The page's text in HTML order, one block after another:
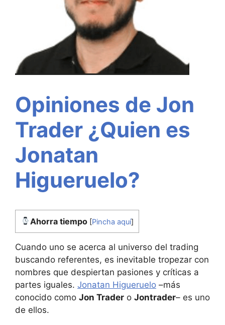
Opiniones de Jon
Trader ¿Quien es
Jonatan
Higueruelo?
Ahorra tiempo [Pincha aquí]
Cuando uno se acerca al universo del trading
buscando referentes, es inevitable tropezar con
nombres que despiertan pasiones y críticas a
partes iguales. Jonatan Higueruelo –más
conocido como Jon Trader o Jontrader– es uno
de ellos.